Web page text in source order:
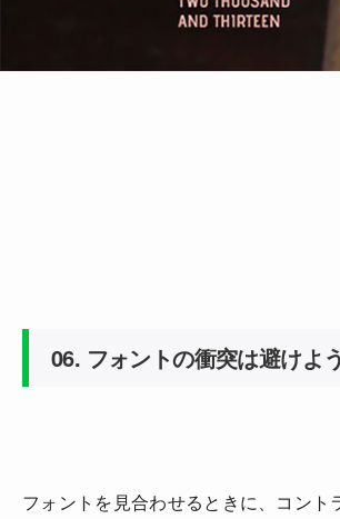
06. フォントの衝突は避けよう
フォントを見合わせるときに、コント